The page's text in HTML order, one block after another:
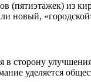
(пятиэтажек) из
новый,
в сторону
уделяется